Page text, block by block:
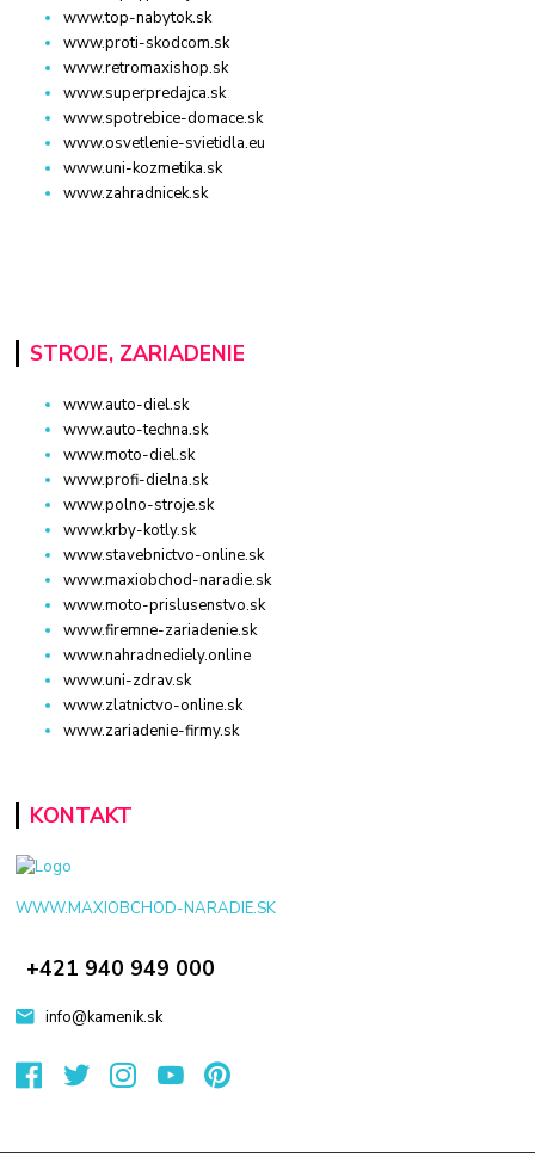
www.top-nabytok.sk
www.proti-skodcom.sk
www.retromaxishop.sk
www.superpredajca.sk
www.spotrebice-domace.sk
www.osvetlenie-svietidla.eu
www.uni-kozmetika.sk
www.zahradnicek.sk
STROJE, ZARIADENIE
www.auto-diel.sk
www.auto-techna.sk
www.moto-diel.sk
www.profi-dielna.sk
www.polno-stroje.sk
www.krby-kotly.sk
www.stavebnictvo-online.sk
www.maxiobchod-naradie.sk
www.moto-prislusenstvo.sk
www.firemne-zariadenie.sk
www.nahradnediely.online
www.uni-zdrav.sk
www.zlatnictvo-online.sk
www.zariadenie-firmy.sk
KONTAKT
WWW.MAXIOBCHOD-NARADIE.SK
+421 940 949 000
info@kamenik.sk